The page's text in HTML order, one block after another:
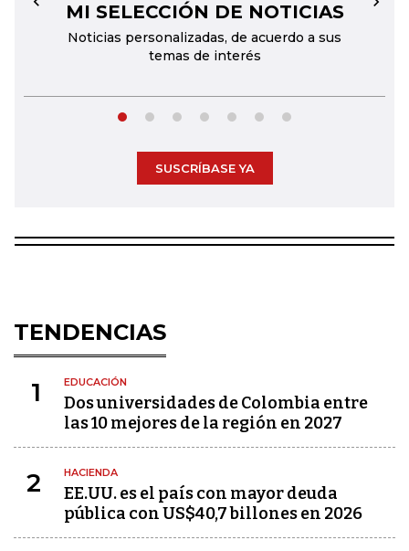
MI SELECCIÓN DE NOTICIAS
Noticias personalizadas, de acuerdo a sus
temas de interés
← →
SUSCRÍBASE YA
TENDENCIAS
1 EDUCACIÓN
Dos universidades de Colombia entre
las 10 mejores de la región en 2027
2 HACIENDA
EE.UU. es el país con mayor deuda
pública con US$40,7 billones en 2026